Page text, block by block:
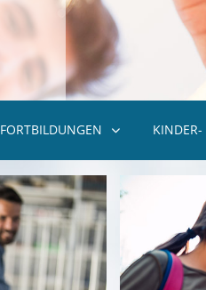
FORTBILDUNGEN KINDER-